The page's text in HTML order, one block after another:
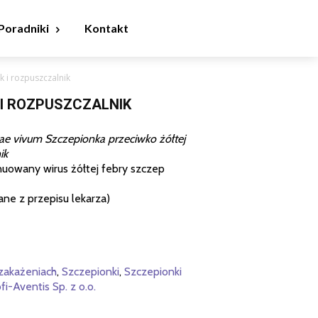
Kontakt
i rozpuszczalnik
ROZPUSZCZALNIK
vivum Szczepionka przeciwko żółtej
wirus żółtej febry szczep
z przepisu lekarza)
,Szczepionki,Szczepionki
Aventis Sp. z o.o.